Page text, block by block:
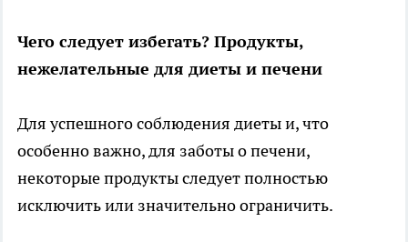
Чего следует избегать? Продукты,
нежелательные для диеты и печени
Для успешного соблюдения диеты и, что
особенно важно, для заботы о печени,
некоторые продукты следует полностью
исключить или значительно ограничить.